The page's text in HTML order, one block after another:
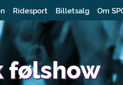
Ridesport Billetsalg Om
følshow